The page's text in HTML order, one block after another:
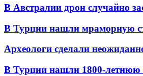
В Австралии дрон случайно
В Турции нашли мраморную
Археологи сделали
В Турции нашли 1800-летнюю